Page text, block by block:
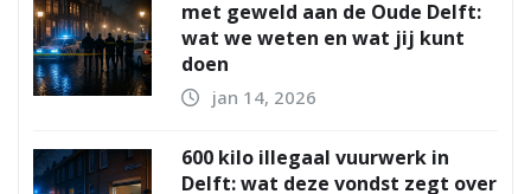
met geweld aan de Oude Delft:
wat we weten en wat jij kunt
doen
jan 14, 2026
600 kilo illegaal vuurwerk in
Delft: wat deze vondst zegt over